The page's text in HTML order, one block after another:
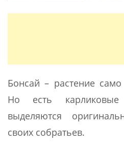
Бонсай – растение
Но есть карликовые
выделяются
своих собратьев.